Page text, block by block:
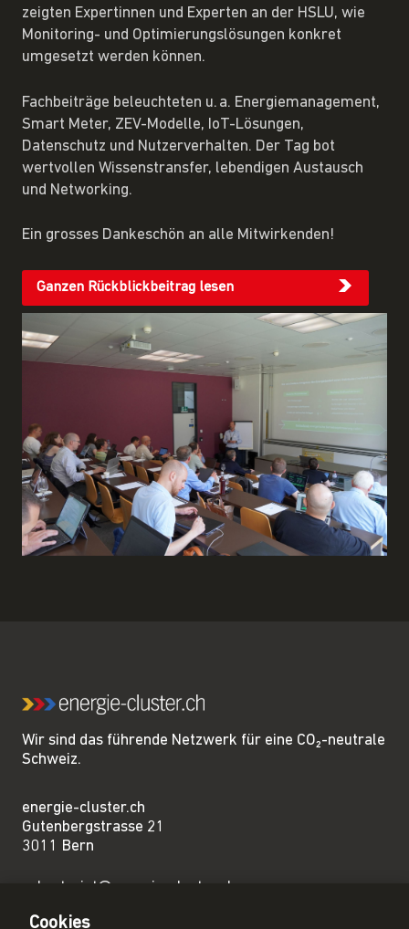
zeigten Expertinnen und Experten an der HSLU, wie
Monitoring- und Optimierungslösungen konkret
umgesetzt werden können.
Fachbeiträge beleuchteten u. a. Energiemanagement,
Smart Meter, ZEV-Modelle, IoT-Lösungen,
Datenschutz und Nutzerverhalten. Der Tag bot
wertvollen Wissenstransfer, lebendigen Austausch
und Networking.
Ein grosses Dankeschön an alle Mitwirkenden!
Ganzen Rückblickbeitrag lesen
Wir sind das führende Netzwerk für eine CO₂-neutrale
Schweiz.
energie-cluster.ch
Gutenbergstrasse 21
3011 Bern
sekretariat@energie-cluster.ch
Cookies